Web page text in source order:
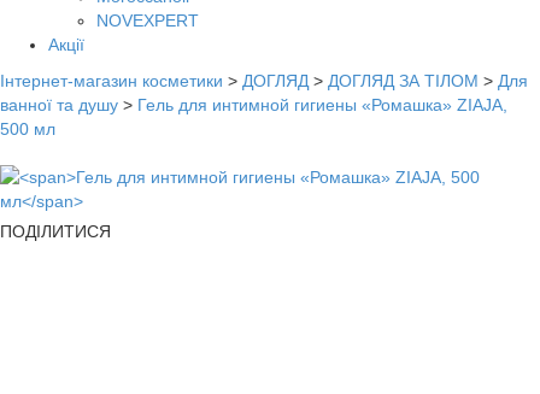
NOVEXPERT
Акції
Інтернет-магазин косметики > ДОГЛЯД > ДОГЛЯД ЗА ТІЛОМ > Для
ванної та душу > Гель для интимной гигиены «Ромашка» ZIAJA,
500 мл
ПОДІЛИТИСЯ